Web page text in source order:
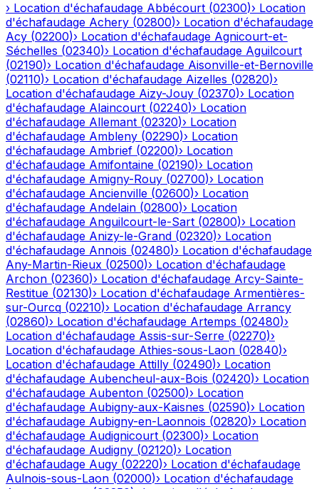
› Location d'échafaudage Abbécourt (02300)› Location
d'échafaudage Achery (02800)› Location d'échafaudage
Acy (02200)› Location d'échafaudage Agnicourt-et-
Séchelles (02340)› Location d'échafaudage Aguilcourt
(02190)› Location d'échafaudage Aisonville-et-Bernoville
(02110)› Location d'échafaudage Aizelles (02820)›
Location d'échafaudage Aizy-Jouy (02370)› Location
d'échafaudage Alaincourt (02240)› Location
d'échafaudage Allemant (02320)› Location
d'échafaudage Ambleny (02290)› Location
d'échafaudage Ambrief (02200)› Location
d'échafaudage Amifontaine (02190)› Location
d'échafaudage Amigny-Rouy (02700)› Location
d'échafaudage Ancienville (02600)› Location
d'échafaudage Andelain (02800)› Location
d'échafaudage Anguilcourt-le-Sart (02800)› Location
d'échafaudage Anizy-le-Grand (02320)› Location
d'échafaudage Annois (02480)› Location d'échafaudage
Any-Martin-Rieux (02500)› Location d'échafaudage
Archon (02360)› Location d'échafaudage Arcy-Sainte-
Restitue (02130)› Location d'échafaudage Armentières-
sur-Ourcq (02210)› Location d'échafaudage Arrancy
(02860)› Location d'échafaudage Artemps (02480)›
Location d'échafaudage Assis-sur-Serre (02270)›
Location d'échafaudage Athies-sous-Laon (02840)›
Location d'échafaudage Attilly (02490)› Location
d'échafaudage Aubencheul-aux-Bois (02420)› Location
d'échafaudage Aubenton (02500)› Location
d'échafaudage Aubigny-aux-Kaisnes (02590)› Location
d'échafaudage Aubigny-en-Laonnois (02820)› Location
d'échafaudage Audignicourt (02300)› Location
d'échafaudage Audigny (02120)› Location
d'échafaudage Augy (02220)› Location d'échafaudage
Aulnois-sous-Laon (02000)› Location d'échafaudage